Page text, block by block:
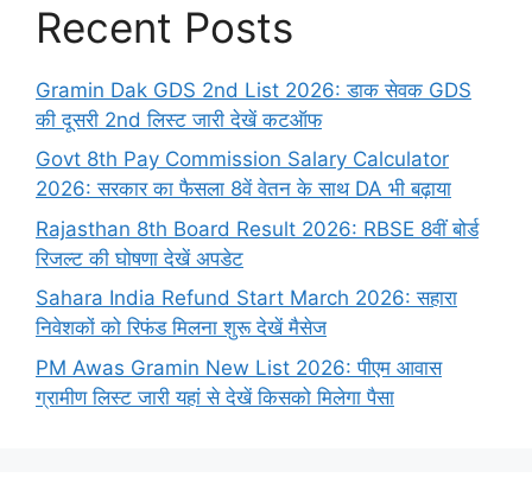
Recent Posts
Gramin Dak GDS 2nd List 2026: डाक सेवक GDS
की दूसरी 2nd लिस्ट जारी देखें कटऑफ
Govt 8th Pay Commission Salary Calculator
2026: सरकार का फैसला 8वें वेतन के साथ DA भी बढ़ाया
Rajasthan 8th Board Result 2026: RBSE 8वीं बोर्ड
रिजल्ट की घोषणा देखें अपडेट
Sahara India Refund Start March 2026: सहारा
निवेशकों को रिफंड मिलना शुरू देखें मैसेज
PM Awas Gramin New List 2026: पीएम आवास
ग्रामीण लिस्ट जारी यहां से देखें किसको मिलेगा पैसा